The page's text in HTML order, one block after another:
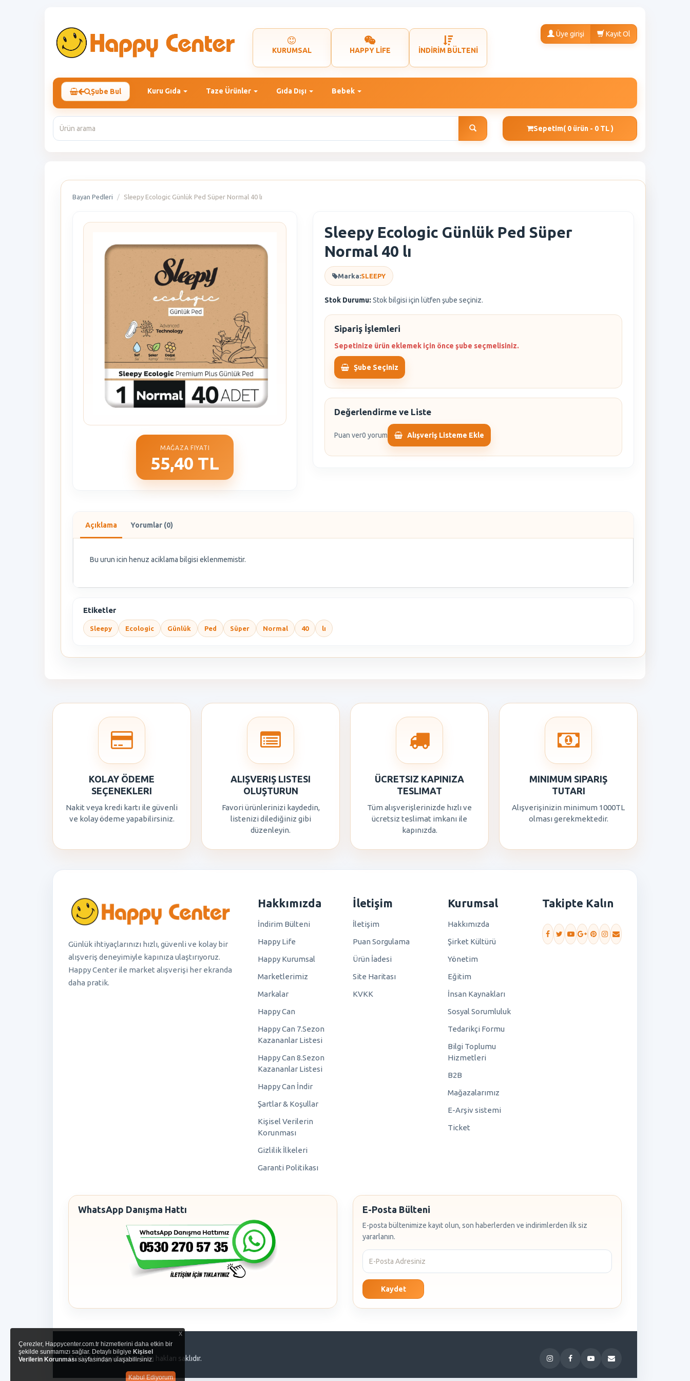
KURUMSAL HAPPY LİFE İNDİRİM BÜLTENİ
Üye girişi Kayıt Ol
Şube Bul Kuru Gıda Taze Ürünler Gıda Dışı Bebek
Sepetim( 0 ürün - 0 TL )
Bayan Pedleri Sleepy Ecologic Günlük Ped Süper Normal 40 lı
MAĞAZA FIYATI
55,40 TL
Sleepy Ecologic Günlük Ped Süper
Normal 40 lı
Marka:SLEEPY
Stok Durumu: Stok bilgisi için lütfen şube seçiniz.
Sipariş İşlemleri
Sepetinize ürün eklemek için önce şube seçmelisiniz.
Şube Seçiniz
Değerlendirme ve Liste
Puan ver0 yorum Alışveriş Listeme Ekle
Açıklama Yorumlar (0)
Bu urun icin henuz aciklama bilgisi eklenmemistir.
Etiketler
Sleepy Ecologic Günlük Ped Süper Normal 40 lı
KOLAY ÖDEME
SEÇENEKLERI
Nakit veya kredi kartı ile güvenli
ve kolay ödeme yapabilirsiniz.
ALIŞVERIŞ LISTESI
OLUŞTURUN
Favori ürünlerinizi kaydedin,
listenizi dilediğiniz gibi
düzenleyin.
ÜCRETSIZ KAPINIZA
TESLIMAT
Tüm alışverişlerinizde hızlı ve
ücretsiz teslimat imkanı ile
kapınızda.
MINIMUM SIPARIŞ
TUTARI
Alışverişinizin minimum 1000TL
olması gerekmektedir.
Günlük ihtiyaçlarınızı hızlı, güvenli ve kolay bir
alışveriş deneyimiyle kapınıza ulaştırıyoruz.
Happy Center ile market alışverişi her ekranda
daha pratik.
Hakkımızda
İndirim Bülteni
Happy Life
Happy Kurumsal
Marketlerimiz
Markalar
Happy Can
Happy Can 7.Sezon
Kazananlar Listesi
Happy Can 8.Sezon
Kazananlar Listesi
Happy Can İndir
Şartlar & Koşullar
Kişisel Verilerin
Korunması
Gizlilik İlkeleri
Garanti Politikası
İletişim
İletişim
Puan Sorgulama
Ürün İadesi
Site Haritası
KVKK
Kurumsal
Hakkımızda
Şirket Kültürü
Yönetim
Eğitim
İnsan Kaynakları
Sosyal Sorumluluk
Tedarikçi Formu
Bilgi Toplumu
Hizmetleri
B2B
Mağazalarımız
E-Arşiv sistemi
Ticket
Takipte Kalın
WhatsApp Danışma Hattı E-Posta Bülteni
E-posta bültenimize kayıt olun, son haberlerden ve indirimlerden ilk siz
yararlanın.
Kaydet
© 2026 Happy Center. Tüm hakları saklıdır.
x
Çerezler, Happycenter.com.tr hizmetlerini daha etkin bir
şekilde sunmamızı sağlar. Detaylı bilgiye Kişisel
Verilerin Korunmasısayfasından ulaşabilirsiniz.
Kabul Ediyorum